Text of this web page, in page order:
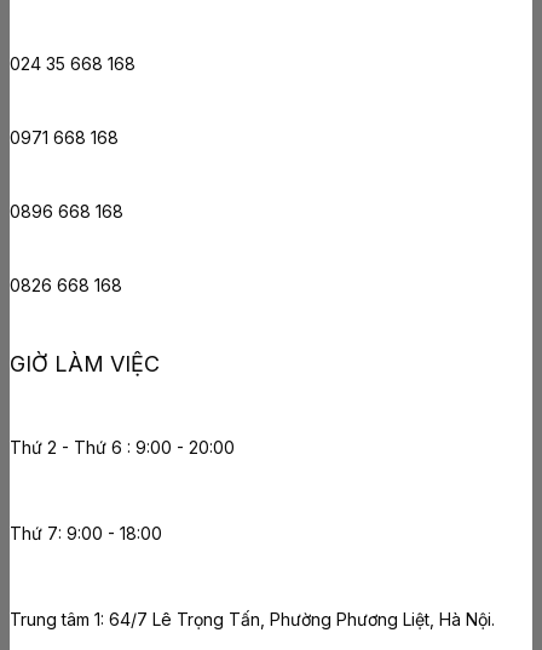
024 35 668 168
0971 668 168
0896 668 168
0826 668 168
GIỜ LÀM VIỆC
Thứ 2 - Thứ 6 : 9:00 - 20:00
Thứ 7: 9:00 - 18:00
Trung tâm 1: 64/7 Lê Trọng Tấn, Phường Phương Liệt, Hà Nội.